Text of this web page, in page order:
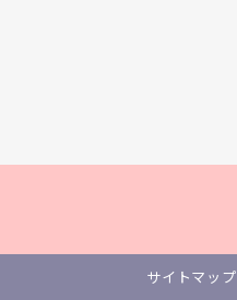
サイトマップ